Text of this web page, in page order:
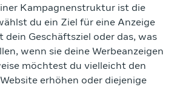
Kampagnenstruktur ist die
du ein Ziel für eine Anzeige
dein Geschäftsziel oder das, was
wenn sie deine Werbeanzeigen
möchtest du vielleicht den
erhöhen oder diejenige